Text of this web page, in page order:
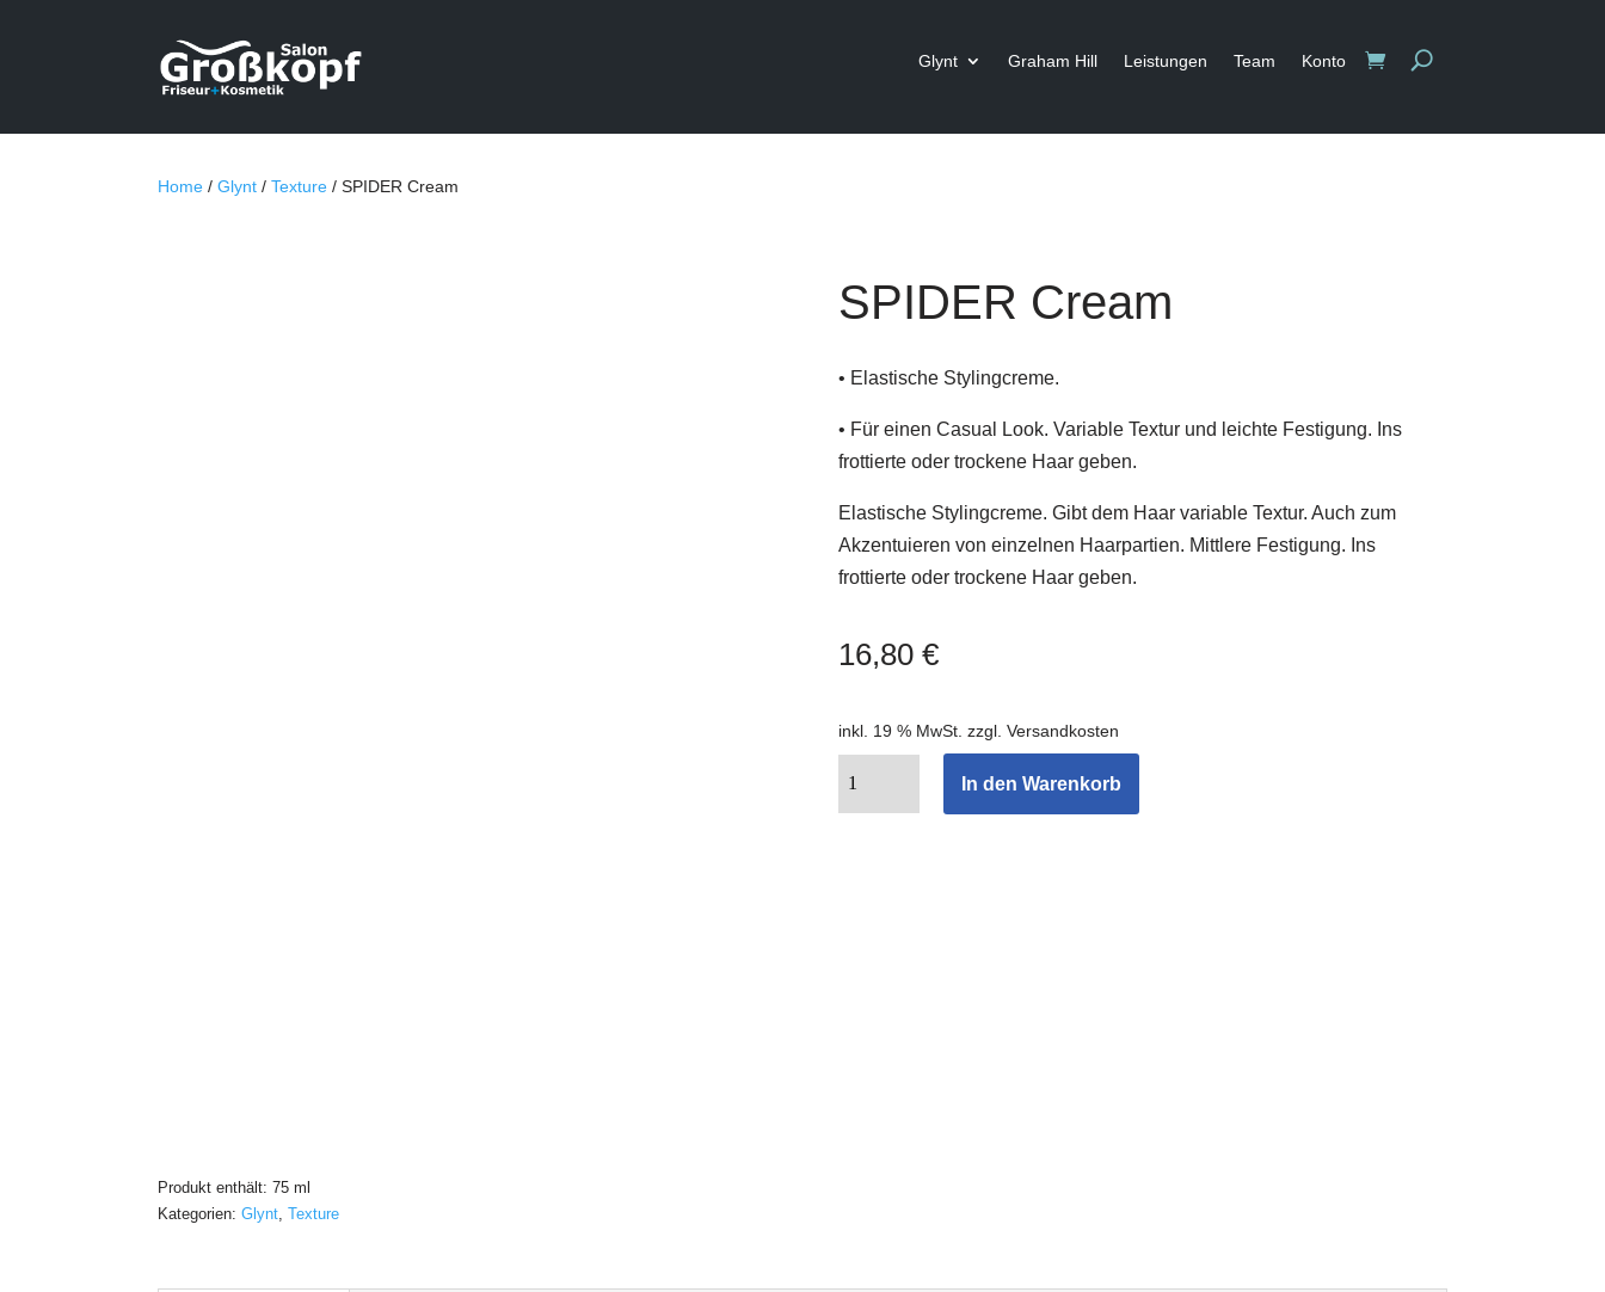
Glynt Graham Hill Leistungen Team Konto
Home / Glynt / Texture / SPIDER Cream
Produkt enthält: 75 ml
Kategorien: Glynt, Texture
SPIDER Cream
• Elastische Stylingcreme.
• Für einen Casual Look. Variable Textur und leichte Festigung. Ins
frottierte oder trockene Haar geben.
Elastische Stylingcreme. Gibt dem Haar variable Textur. Auch zum
Akzentuieren von einzelnen Haarpartien. Mittlere Festigung. Ins
frottierte oder trockene Haar geben.
16,80 €
inkl. 19 % MwSt. zzgl. Versandkosten
In den Warenkorb